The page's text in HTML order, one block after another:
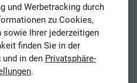
und Werbetracking durch
zu Cookies,
sowie Ihrer jederzeitigen
finden Sie in der
und in den Privatsphäre-
.